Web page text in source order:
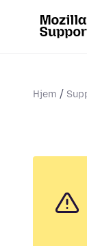
Hjem